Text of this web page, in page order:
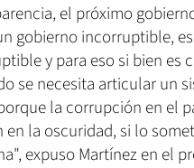
el próximo
gobierno incorruptible,
y para eso si bien es
se necesita articular un
la corrupción en el
la oscuridad, si lo
expuso Martínez en el